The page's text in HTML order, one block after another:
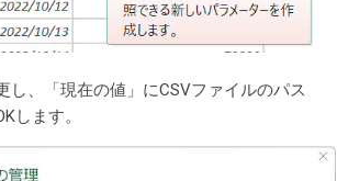
し、「現在の値」にCSVファイルのパス
します。